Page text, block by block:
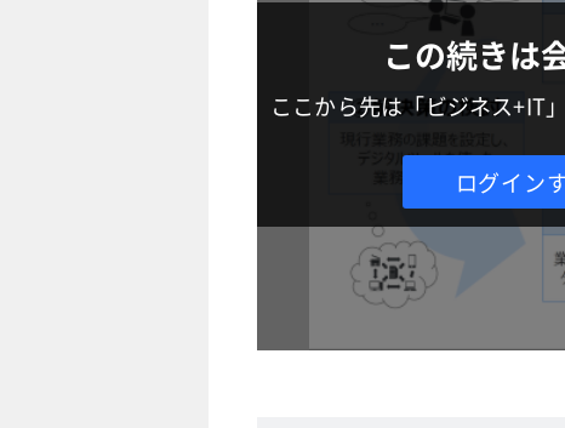
この続きは
ここから先は「ビジネス+IT
ログイン